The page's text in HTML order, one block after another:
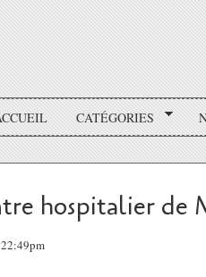
CATÉGORIES
hospitalier de